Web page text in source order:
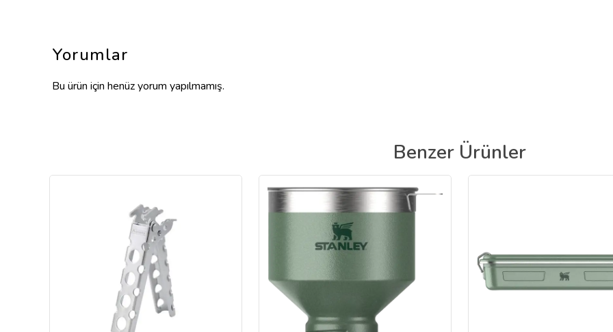
Yorumlar
Bu ürün için henüz yorum yapılmamış.
Benzer Ürünler